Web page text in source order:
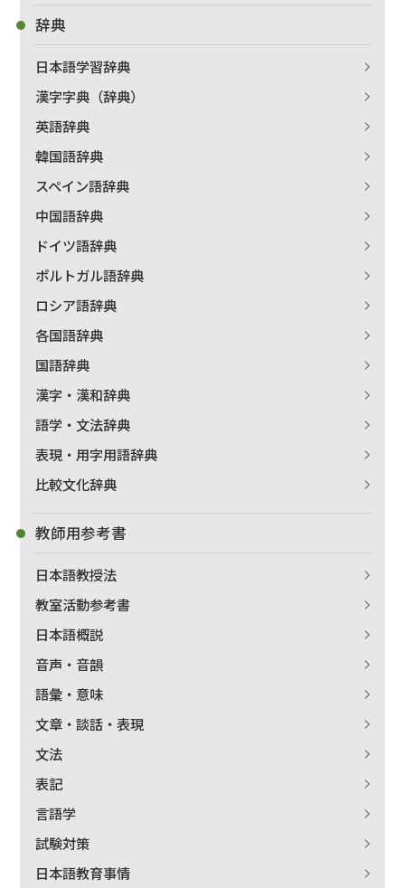
出版社名で絞り込む
著者名で絞り込む
辞典
日本語学習辞典
漢字字典（辞典）
英語辞典
韓国語辞典
スペイン語辞典
中国語辞典
ドイツ語辞典
ポルトガル語辞典
ロシア語辞典
各国語辞典
国語辞典
漢字・漢和辞典
語学・文法辞典
表現・用字用語辞典
比較文化辞典
教師用参考書
日本語教授法
教室活動参考書
日本語概説
音声・音韻
語彙・意味
文章・談話・表現
文法
表記
言語学
試験対策
日本語教育事情